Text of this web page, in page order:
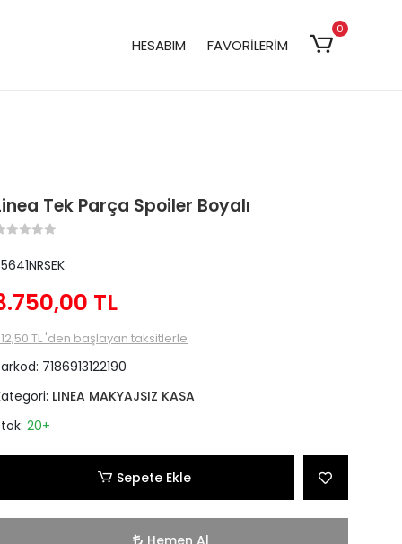
HESABIM FAVORİLERİM
0
Tek Parça Spoiler Boyalı
TL
TL 'den başlayan taksitlerle
7186913122190
LINEA MAKYAJSIZ KASA
20+
Sepete Ekle
Hemen Al